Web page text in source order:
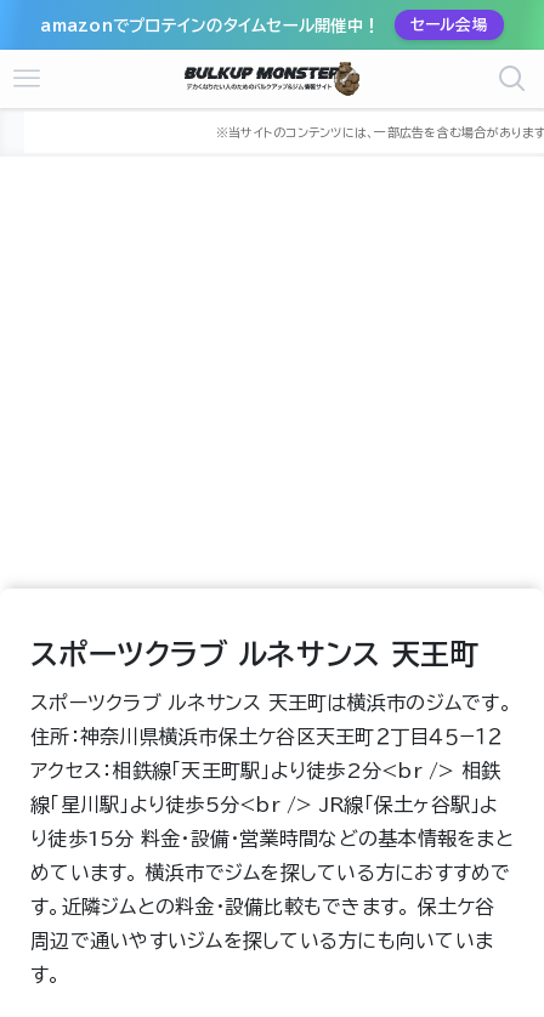
amazonでプロテインのタイムセール開催中！ セール会場
神奈川県 横浜市 横浜市保土ケ谷区
スポーツクラブ ルネサンス 天王町
スポーツクラブ ルネサンス 天王町は横浜市のジムです。
住所：神奈川県横浜市保土ケ谷区天王町２丁目４５−１２
アクセス：相鉄線「天王町駅」より徒歩2分<br /> 相鉄
線「星川駅」より徒歩5分<br /> JR線「保土ヶ谷駅」よ
り徒歩15分 料金・設備・営業時間などの基本情報をまと
めています。 横浜市でジムを探している方におすすめで
す。近隣ジムとの料金・設備比較もできます。 保土ケ谷
周辺で通いやすいジムを探している方にも向いていま
す。